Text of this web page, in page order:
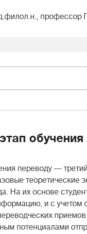
профессор
обучения
переводу —
теоретические
На их основе
и с учетом
потенциалами